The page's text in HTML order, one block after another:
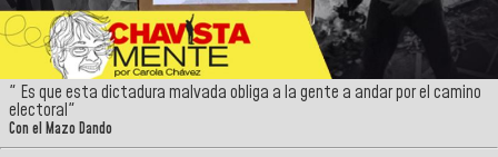
" Es que esta dictadura malvada obliga a la gente a andar por el camino
electoral"
Con el Mazo Dando